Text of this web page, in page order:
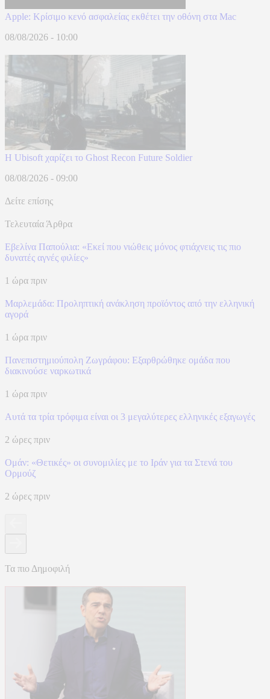
Apple: Κρίσιμο κενό ασφαλείας εκθέτει την οθόνη στα Mac
08/08/2026 - 10:00
Η Ubisoft χαρίζει το Ghost Recon Future Soldier
08/08/2026 - 09:00
Δείτε επίσης
Τελευταία Άρθρα
Εβελίνα Παπούλια: «Εκεί που νιώθεις μόνος φτιάχνεις τις πιο
δυνατές αγνές φιλίες»
1 ώρα πριν
Μαρλεμάδα: Προληπτική ανάκληση προϊόντος από την ελληνική
αγορά
1 ώρα πριν
Πανεπιστημιούπολη Ζωγράφου: Εξαρθρώθηκε ομάδα που
διακινούσε ναρκωτικά
1 ώρα πριν
Αυτά τα τρία τρόφιμα είναι οι 3 μεγαλύτερες ελληνικές εξαγωγές
2 ώρες πριν
Ομάν: «Θετικές» οι συνομιλίες με το Ιράν για τα Στενά του
Ορμούζ
2 ώρες πριν
Τα πιο Δημοφιλή